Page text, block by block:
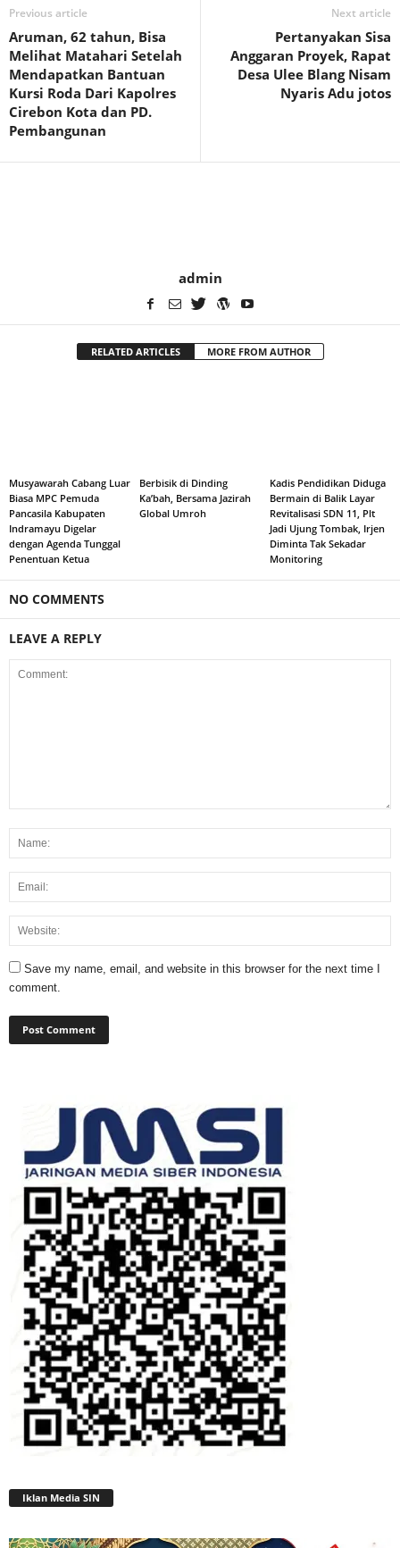
Previous article
Aruman, 62 tahun, Bisa
Melihat Matahari Setelah
Mendapatkan Bantuan
Kursi Roda Dari Kapolres
Cirebon Kota dan PD.
Pembangunan
Next article
Pertanyakan Sisa
Anggaran Proyek, Rapat
Desa Ulee Blang Nisam
Nyaris Adu jotos
admin
RELATED ARTICLES MORE FROM AUTHOR
Musyawarah Cabang Luar
Biasa MPC Pemuda
Pancasila Kabupaten
Indramayu Digelar
dengan Agenda Tunggal
Penentuan Ketua
Berbisik di Dinding
Ka’bah, Bersama Jazirah
Global Umroh
Kadis Pendidikan Diduga
Bermain di Balik Layar
Revitalisasi SDN 11, Plt
Jadi Ujung Tombak, Irjen
Diminta Tak Sekadar
Monitoring
NO COMMENTS
LEAVE A REPLY
Save my name, email, and website in this browser for the next time I
comment.
Iklan Media SIN